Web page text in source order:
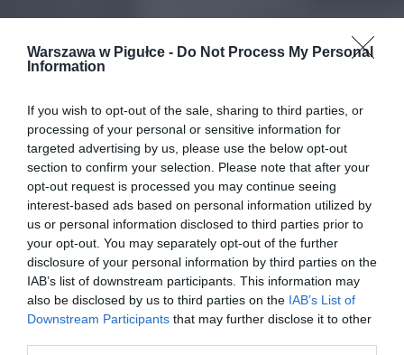
Warszawa w Pigułce - Do Not Process My Personal
Information
If you wish to opt-out of the sale, sharing to third parties, or
processing of your personal or sensitive information for
targeted advertising by us, please use the below opt-out
section to confirm your selection. Please note that after your
opt-out request is processed you may continue seeing
interest-based ads based on personal information utilized by
us or personal information disclosed to third parties prior to
your opt-out. You may separately opt-out of the further
disclosure of your personal information by third parties on the
IAB’s list of downstream participants. This information may
also be disclosed by us to third parties on the IAB’s List of
Downstream Participants that may further disclose it to other